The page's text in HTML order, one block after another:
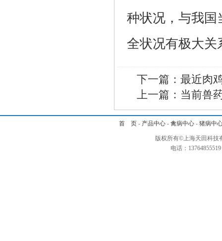
种状况，与我国
全状况有极大关
下一篇： 最近肉
上一篇： 当前兽
首 页 - 产品中心 - 禽病中心 - 猪病中
版权所有©上海天田科技
电话：